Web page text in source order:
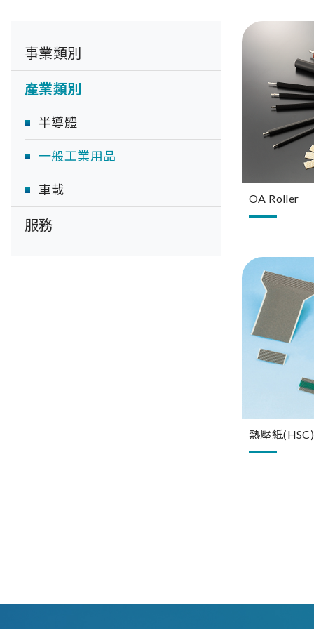
事業類別
產業類別
半導體
一般工業用品
車載
服務
OA Roller
熱壓紙(HSC)